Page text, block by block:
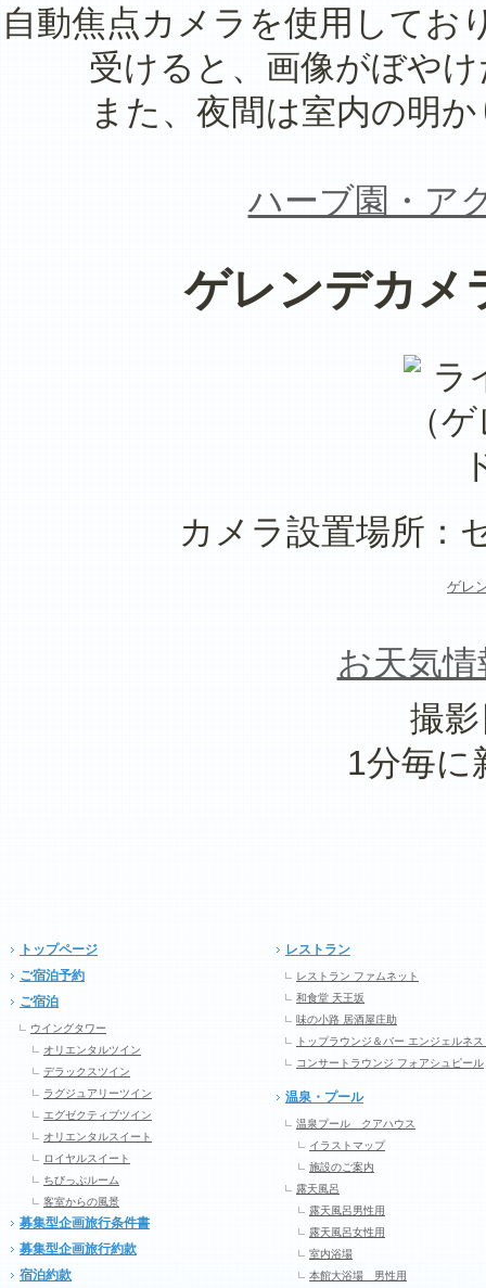
自動焦点カメラを使用してお
受けると、画像がぼや
また、夜間は室内の明
ハーブ園・ア
ゲレンデカメ
カメラ設置場所：
ゲレ
お天気
撮
1分毎に
トップページ
ご宿泊予約
ご宿泊
ウイングタワー
オリエンタルツイン
デラックスツイン
ラグジュアリーツイン
エグゼクティブツイン
オリエンタルスイート
ロイヤルスイート
ちびっぷルーム
客室からの風景
募集型企画旅行条件書
募集型企画旅行約款
宿泊約款
レストラン
レストラン ファムネット
和食堂 天王坂
味の小路 居酒屋庄助
トップラウンジ＆バー エンジェルネス
コンサートラウンジ フォアシュピール
温泉・プール
温泉プール クアハウス
イラストマップ
施設のご案内
露天風呂
露天風呂男性用
露天風呂女性用
室内浴場
本館大浴場 男性用